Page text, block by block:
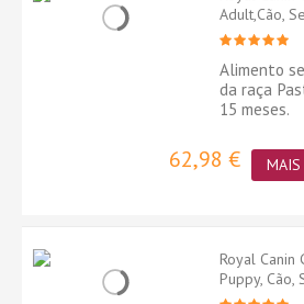
Adult,Cão,
Alimento
da raça
15 meses.
62,98 € MAIS
Royal Canin
Puppy, Cão,